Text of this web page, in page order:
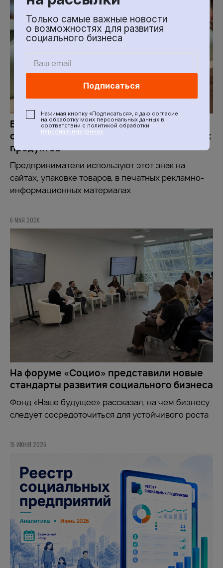
Более 430 человек скачали знак
социального предпринимателя для своих
продуктов
Предприниматели используют этот знак на
сайтах, упаковке товаров, в печатных рекламно-
информационных материалах
6 МАЯ 2026
На форуме «Социо» представили новые
стандарты развития социального бизнеса
Фонд «Наше будущее» рассказал, на чем бизнесу
следует сосредоточиться для устойчивого роста
15 ИЮНЯ 2026
Только самые важные новости
о возможностях для развития
социального бизнеса
Подписаться
Нажимая кнопку «Подписаться», я даю согласие
на обработку моих персональных данных в
соответствии с политикой обработки
персональных данных